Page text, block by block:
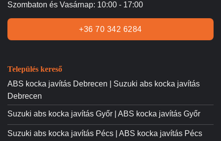
Szombaton és Vasárnap: 10:00 - 17:00
+36 70 342 6284
Település kereső
ABS kocka javítás Debrecen | Suzuki abs kocka javítás
Debrecen
Suzuki abs kocka javítás Győr | ABS kocka javítás Győr
Suzuki abs kocka javítás Pécs | ABS kocka javítás Pécs